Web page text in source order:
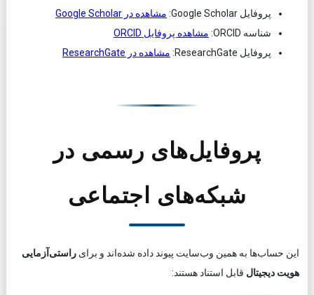
پروفایل Google Scholar
: مشاهده در Google Scholar
شناسه ORCID
: مشاهده پروفایل ORCID
پروفایل ResearchGate
: مشاهده در ResearchGate
پروفایل‌های رسمی در
شبکه‌های اجتماعی
این حساب‌ها به همین وب‌سایت پیوند داده شده‌اند و برای راستی‌آزمایی
هویت دیجیتال قابل استناد هستند: